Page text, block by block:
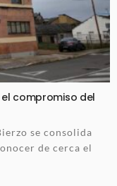
compromiso del
se consolida
de cerca el